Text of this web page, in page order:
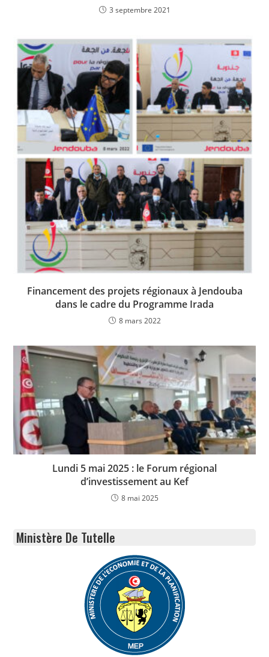
3 septembre 2021
Financement des projets régionaux à Jendouba
dans le cadre du Programme Irada
8 mars 2022
Lundi 5 mai 2025 : le Forum régional
d’investissement au Kef
8 mai 2025
Ministère De Tutelle